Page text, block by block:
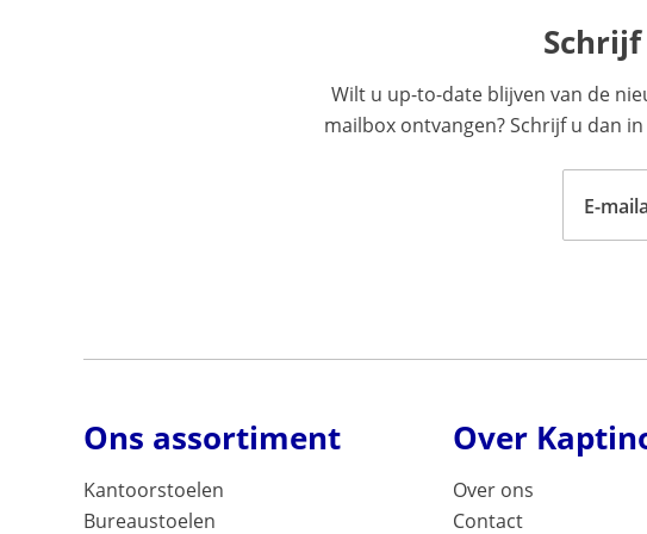
Wilt u up-to-date blijven van de
mailbox ontvangen? Schrijf u dan
E-
Ons assortiment
Kantoorstoelen
Bureaustoelen
Over
Over ons
Contact